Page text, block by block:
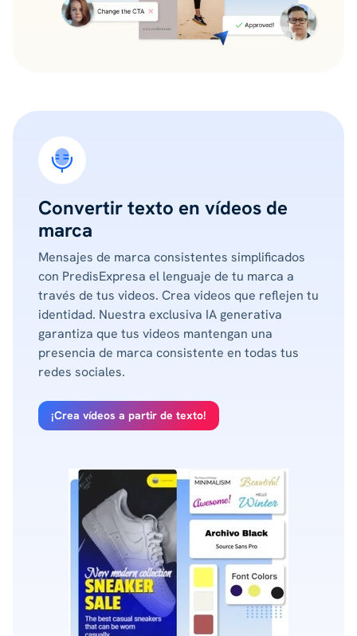
Convertir texto en vídeos de
marca
Mensajes de marca consistentes simplificados
con PredisExpresa el lenguaje de tu marca a
través de tus videos. Crea videos que reflejen tu
identidad. Nuestra exclusiva IA generativa
garantiza que tus videos mantengan una
presencia de marca consistente en todas tus
redes sociales.
¡Crea vídeos a partir de texto!